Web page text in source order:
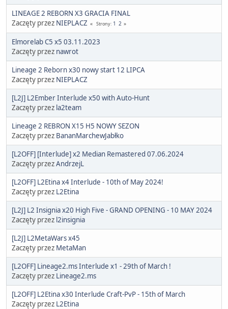
LINEAGE 2 REBORN X3 GRACIA FINAL
Zaczęty przez NIEPLACZ Strony 1 2
Elmorelab C5 x5 03.11.2023
Zaczęty przez nawrot
Lineage 2 Reborn x30 nowy start 12 LIPCA
Zaczęty przez NIEPLACZ
[L2J] L2Ember Interlude x50 with Auto-Hunt
Zaczęty przez la2team
Lineage 2 REBRON X15 H5 NOWY SEZON
Zaczęty przez BananMarchewJabłko
[L2OFF] [Interlude] x2 Median Remastered 07.06.2024
Zaczęty przezAndrzejL
[L2OFF] L2Etina x4 Interlude - 10th of May 2024!
Zaczęty przez L2Etina
[L2J] L2 Insignia x20 High Five - GRAND OPENING - 10 MAY 2024
Zaczęty przez l2insignia
[L2J] L2MetaWars x45
Zaczęty przez MetaMan
[L2OFF] Lineage2.ms Interlude x1 - 29th of March !
Zaczęty przez Lineage2.ms
[L2OFF] L2Etina x30 Interlude Craft-PvP - 15th of March
Zaczęty przez L2Etina